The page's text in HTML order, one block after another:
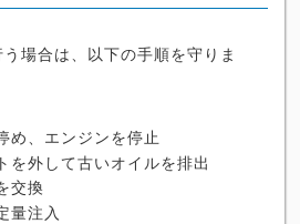
場合は、以下の手順を守りま
め、エンジンを停止
を外して古いオイルを排出
交換
量注入